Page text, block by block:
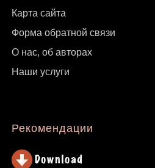
Карта сайта
Форма обратной связи
О нас, об авторах
Наши услуги
Рекомендации